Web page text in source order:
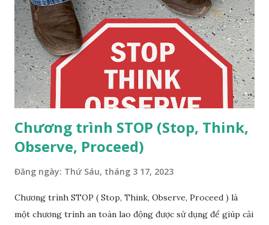
explosion-/6644453.html Hình ảnh này được lấy từ đoạn
phim CCTV do Al-Mamlaka TV của Jordan phát sóng vào
ngày 27 tháng 6 năm 2022 cho thấy thời điểm xảy ra vụ nổ
khí độc trên con tàu 'Forest 6' mang cờ Hồng Kông ở cảng
Aqaba của Jordan. Nguyên nhân của sự cố: Trọng lượng của
bình chứa "gấp ba...
Chương trình STOP (Stop, Think,
Observe, Proceed)
Đăng ngày: Thứ Sáu, tháng 3 17, 2023
Chương trình STOP ( Stop, Think, Observe, Proceed ) là
một chương trình an toàn lao động được sử dụng để giúp cải